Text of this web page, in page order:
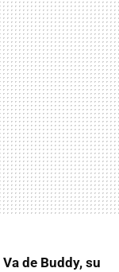
Va de Buddy, su